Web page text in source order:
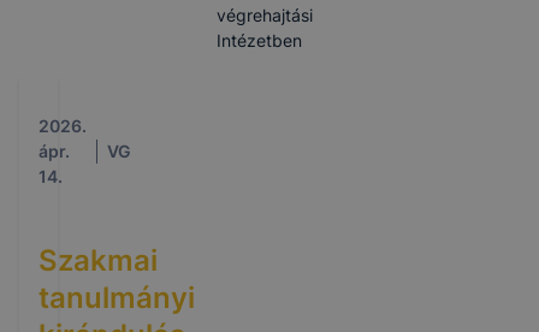
végrehajtási
Intézetben
2026.
ápr.
14.
VG
Szakmai
tanulmányi